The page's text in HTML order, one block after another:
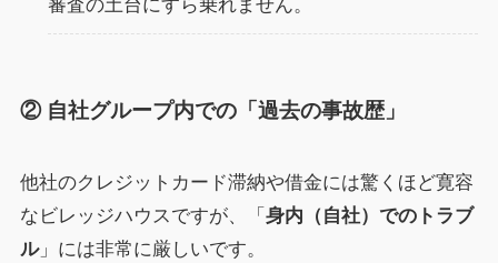
審査の土台にすら乗れません。
② 自社グループ内での「過去の事故歴」
他社のクレジットカード滞納や借金には驚くほど寛容
なビレッジハウスですが、「 身内（自社）でのトラブ
ル」には非常に厳しいです。